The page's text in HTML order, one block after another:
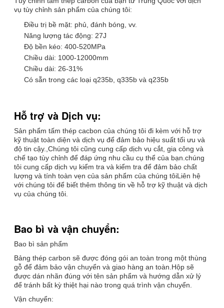
vụ tùy chỉnh sản phẩm của chúng tôi:
Điều trị bề mặt: phủ, đánh bóng, vv.
Năng lượng tác động: 27J
Độ bền kéo: 400-520MPa
Chiều dài: 1000-12000mm
Chiều dài: 26-31%
Có sẵn trong các loại q235b, q335b và q235b
Hỗ trợ và Dịch vụ:
Sản phẩm tấm thép cacbon của chúng tôi đi kèm với hỗ trợ
kỹ thuật toàn diện và dịch vụ để đảm bảo hiệu suất tối ưu và
độ tin cậy.,Chúng tôi cũng cung cấp dịch vụ cắt, gia công và
chế tạo tùy chỉnh để đáp ứng nhu cầu cụ thể của bạn.chúng
tôi cung cấp dịch vụ kiểm tra và kiểm tra để đảm bảo chất
lượng và tính toàn vẹn của sản phẩm của chúng tôiLiên hệ
với chúng tôi để biết thêm thông tin về hỗ trợ kỹ thuật và dịch
vụ của chúng tôi.
Bao bì và vận chuyển:
Bao bì sản phẩm
Bảng thép carbon sẽ được đóng gói an toàn trong một thùng
gỗ để đảm bảo vận chuyển và giao hàng an toàn.Hộp sẽ
được dán nhãn đúng với tên sản phẩm và hướng dẫn xử lý
để tránh bất kỳ thiệt hại nào trong quá trình vận chuyển.
Vận chuyển: